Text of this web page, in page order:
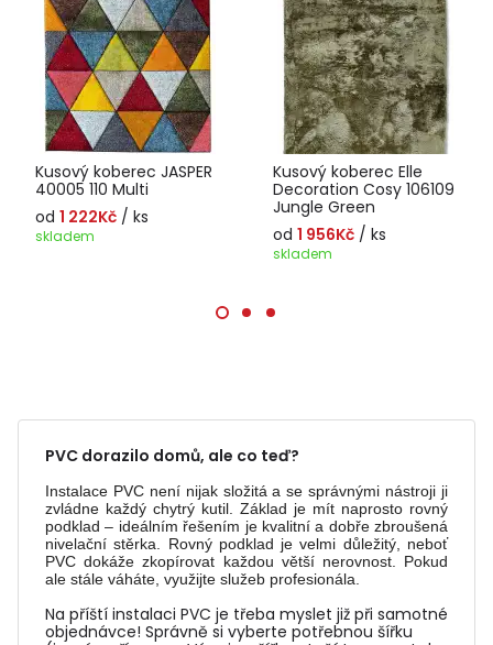
Kusový koberec JASPER
40005 110 Multi
od 1 222Kč / ks
skladem
Kusový koberec Elle
Decoration Cosy 106109
Jungle Green
od 1 956Kč / ks
skladem
PVC dorazilo domů, ale co teď?
Instalace PVC není nijak složitá a se správnými nástroji ji
zvládne každý chytrý kutil. Základ je mít naprosto rovný
podklad – ideálním řešením je kvalitní a dobře zbroušená
nivelační stěrka. Rovný podklad je velmi důležitý, neboť
PVC dokáže zkopírovat každou větší nerovnost. Pokud
ale stále váháte, využijte služeb profesionála.
Na příští instalaci PVC je třeba myslet již při samotné
objednávce! Správně si vyberte potřebnou šířku